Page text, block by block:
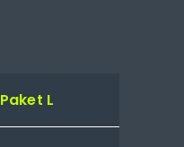
Paket L